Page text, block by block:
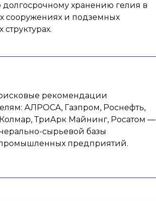
рекомендации
АЛРОСА, Газпром, Роснефть,
Колмар, ТриАрк Майнинг, Росатом —
сырьевой базы
промышленных предприятий.
долгосрочному хранению гелия в
сооружениях и подземных
структурах.